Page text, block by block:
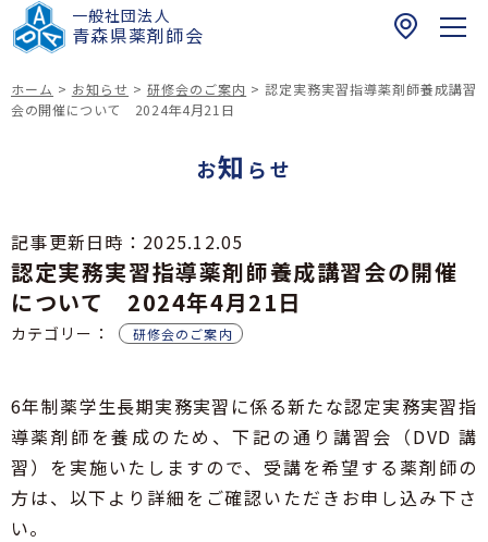
一般社団法人
青森県薬剤師会
青森県民の皆さまへ
健康介護まちかど相談薬局
青森県における夜間・休日の医薬品提供体制に関
する薬局情報リスト
青森県における緊急避妊薬販売薬局等リスト
在宅訪問薬剤管理指導マップ
スポーツファーマシスト
青森県民の皆様へ
脳卒中の症状と対策
GOGO健活！マモルさんリターンズ
薬剤師の皆さまへ
研修会のご案内
健康サポート薬局
倫理審査申請受付について
日本薬剤師会薬剤師行動規範・薬剤師行動規範解
説
青森県薬剤師連盟
薬局薬剤師の地域サロンにおける利用者の服薬相
青森県薬剤師会
017-742-8821
お問い合わせ
3
青
一
丁
目
1
6
ホーム > お知らせ > 研修会のご案内 > 認定実務実習指導薬剤師養成講習
会の開催について 2024年4月21日
お知 らせ
記事更新日時： 2025.12.05
認定実務実習指導薬剤師養成講習会の開催
について 2024年4月21日
カテゴリー： 研修会のご案内
6年制薬学生長期実務実習に係る新たな認定実務実習指
導薬剤師を養成のため、下記の通り講習会（DVD 講
習）を実施いたしますので、受講を希望する薬剤師の
方は、以下より詳細をご確認いただきお申し込み下さ
い。